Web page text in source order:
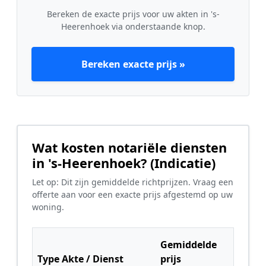
Bereken de exacte prijs voor uw akten in 's-
Heerenhoek via onderstaande knop.
Bereken exacte prijs »
Wat kosten notariële diensten
in 's-Heerenhoek? (Indicatie)
Let op: Dit zijn gemiddelde richtprijzen. Vraag een
offerte aan voor een exacte prijs afgestemd op uw
woning.
Type Akte / Dienst
Gemiddelde
prijs